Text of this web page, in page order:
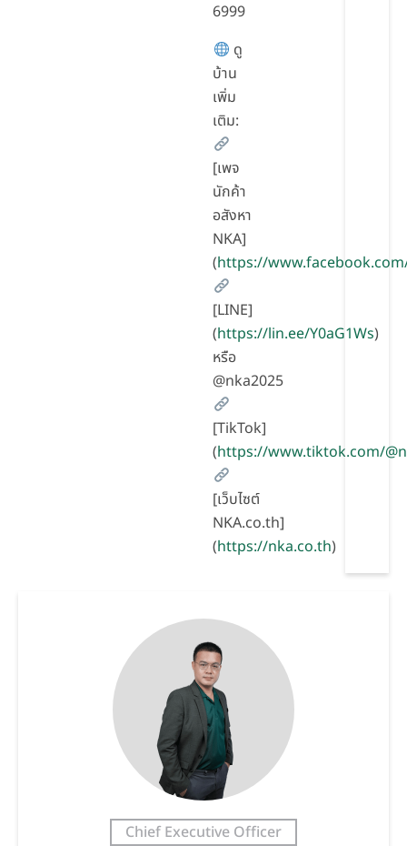
6999
ดู
บ้าน
เพิ่ม
เติม:
[เพจ
นักค้า
อสังหา
NKA]
(https://
[LINE]
(https://lin.ee/Y0aG1Ws)
หรือ
@nka2025
[TikTok]
(https://www.tiktok.com/
[เว็บไซต์
NKA.co.th]
(https://nka.co.th)
Chief Executive Officer